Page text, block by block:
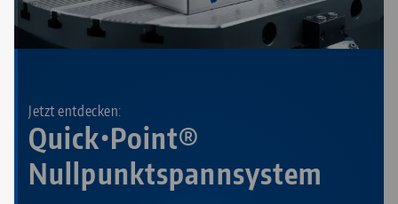
Quick•Point®
Nullpunktspannsystem
Jetzt entdecken: